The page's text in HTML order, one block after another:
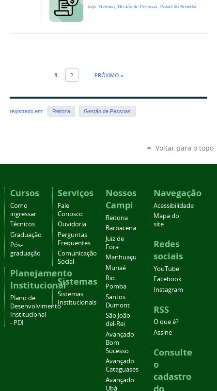
tags: Reitoria, Gestão de Pessoas, Painel do Servidor
1 2 PRÓXIMO »
registrado em: Reitoria Gestão de Pessoas
Voltar para o topo
Cursos
Como
ingressar
Técnicos
Graduação
Pós-
graduação
Planejamento
Institucional
Plano de
Desenvolvimento
Institucional
- PDI
Serviços
Fale
Conosco
Ouvidoria
Perguntas
Frequentes
Comunicação
Social
Sistemas
Sistemas
Institucionais
Nossos
Campi
Reitoria
Barbacena
Juiz de
Fora
Manhuaçu
Muriaé
Rio
Pomba
Santos
Dumont
São João
del-Rei
Avançado
Bom
Sucesso
Avançado
Cataguases
Avançado
Ubá
Navegação
Acessibilidade
Mapa do
site
Redes
sociais
YouTube
Facebook
Instagram
RSS
O que é?
Assine
Consulte
o
cadastro